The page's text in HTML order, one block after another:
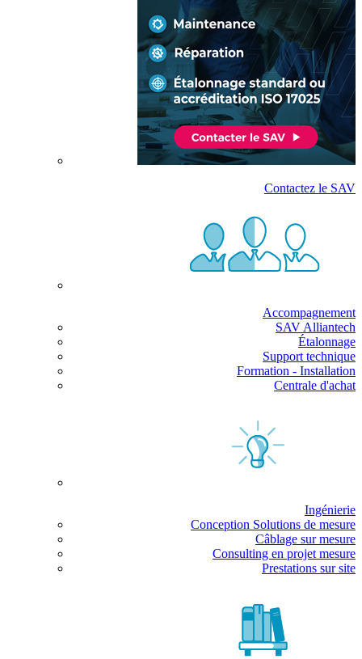
Contactez le SAV
Accompagnement
SAV Alliantech
Étalonnage
Support technique
Formation - Installation
Centrale d'achat
Ingénierie
Conception Solutions de mesure
Câblage sur mesure
Consulting en projet mesure
Prestations sur site